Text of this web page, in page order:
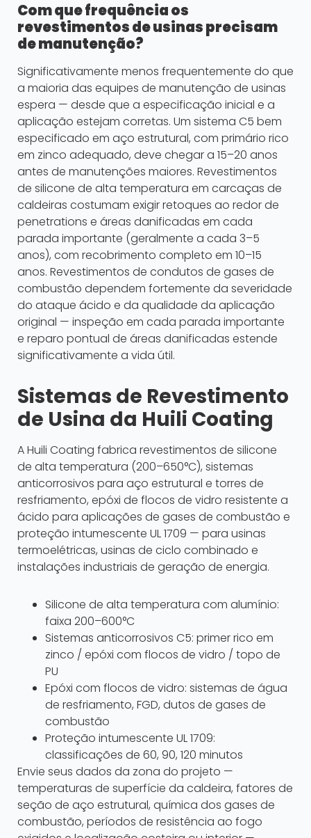
Com que frequência os
revestimentos de usinas precisam
de manutenção?
Significativamente menos frequentemente do que
a maioria das equipes de manutenção de usinas
espera — desde que a especificação inicial e a
aplicação estejam corretas. Um sistema C5 bem
especificado em aço estrutural, com primário rico
em zinco adequado, deve chegar a 15–20 anos
antes de manutenções maiores. Revestimentos
de silicone de alta temperatura em carcaças de
caldeiras costumam exigir retoques ao redor de
penetrations e áreas danificadas em cada
parada importante (geralmente a cada 3–5
anos), com recobrimento completo em 10–15
anos. Revestimentos de condutos de gases de
combustão dependem fortemente da severidade
do ataque ácido e da qualidade da aplicação
original — inspeção em cada parada importante
e reparo pontual de áreas danificadas estende
significativamente a vida útil.
Sistemas de Revestimento
de Usina da Huili Coating
A Huili Coating fabrica revestimentos de silicone
de alta temperatura (200–650°C), sistemas
anticorrosivos para aço estrutural e torres de
resfriamento, epóxi de flocos de vidro resistente a
ácido para aplicações de gases de combustão e
proteção intumescente UL 1709 — para usinas
termoelétricas, usinas de ciclo combinado e
instalações industriais de geração de energia.
Silicone de alta temperatura com alumínio:
faixa 200–600°C
Sistemas anticorrosivos C5: primer rico em
zinco / epóxi com flocos de vidro / topo de
PU
Epóxi com flocos de vidro: sistemas de água
de resfriamento, FGD, dutos de gases de
combustão
Proteção intumescente UL 1709:
classificações de 60, 90, 120 minutos
Envie seus dados da zona do projeto —
temperaturas de superfície da caldeira, fatores de
seção de aço estrutural, química dos gases de
combustão, períodos de resistência ao fogo